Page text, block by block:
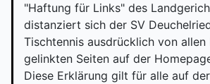
"Haftung für Links" des
distanziert sich der SV
Tischtennis ausdrücklich von allen
gelinkten Seiten auf der
Diese Erklärung gilt für alle auf